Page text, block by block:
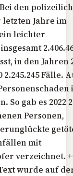
den polizeilich
Jahre im
leichter
in den Jahren
2.245.245 Fälle.
gab es 2022
Personen,
mit
verzeichnet.
wurde auf